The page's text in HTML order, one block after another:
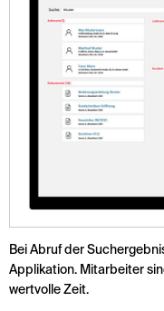
Bei Abruf der
Applikation. Mitarbeiter
wertvolle Zeit.